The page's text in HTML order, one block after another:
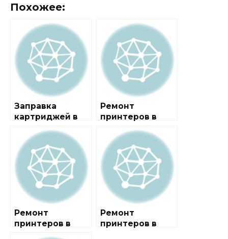
Похожее:
Заправка
картриджей в
Роговское
Ремонт
принтеров в
Ремонт
принтеров в
Ремонт
принтеров в